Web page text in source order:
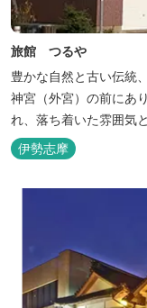
旅館 つるや
豊かな自然と古い伝統
神宮（外宮）の前にあ
れ、落ち着いた雰囲気
す。
伊勢志摩